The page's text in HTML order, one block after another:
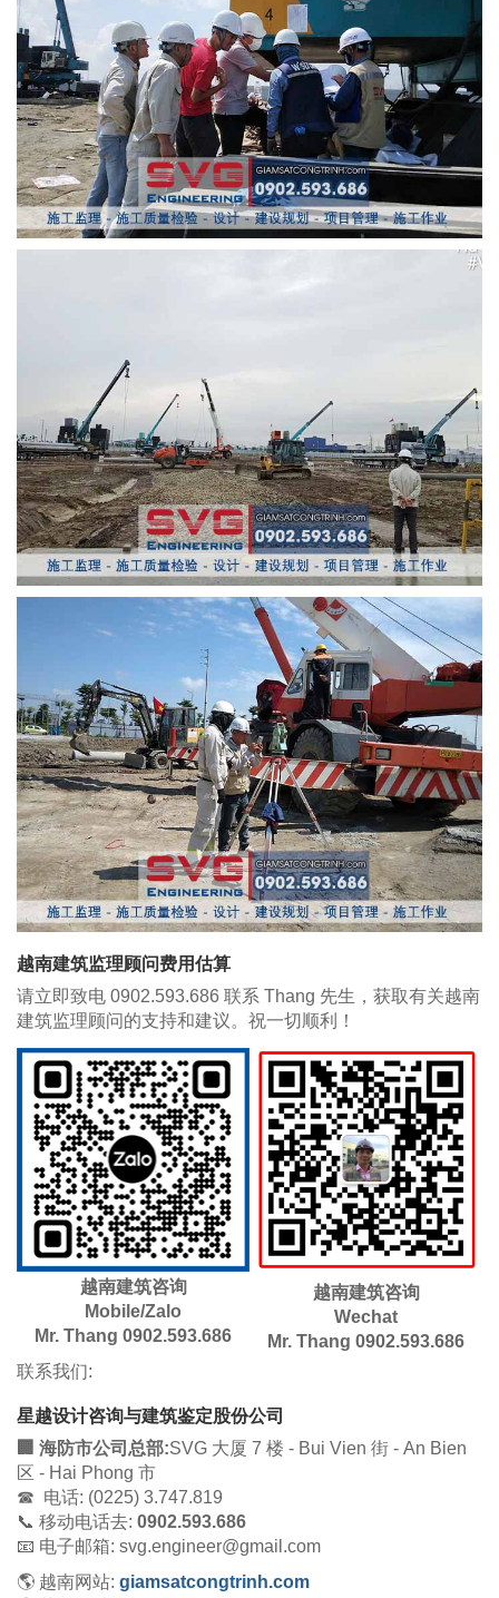
越南建筑监理顾问费用估算
请立即致电 0902.593.686 联系 Thang 先生，获取有关越南
建筑监理顾问的支持和建议。祝一切顺利！
越南建筑咨询
Mobile/Zalo
Mr. Thang 0902.593.686
越南建筑咨询
​Wechat
Mr. Thang 0902.593.686
联系我们:
星越设计咨询与建筑鉴定股份公司
🏢 海防市公司总部:SVG 大厦 7 楼 - Bui Vien 街 - An Bien
区 - Hai Phong 市
☎ 电话: (0225) 3.747.819
📞 移动电话去: 0902.593.686
📧 电子邮箱: svg.engineer@gmail.com
🌎 越南网站: giamsatcongtrinh.com